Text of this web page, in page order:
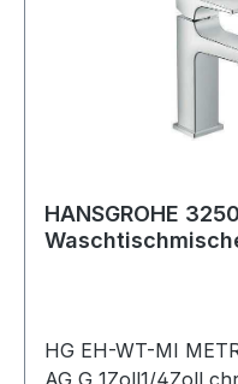
HANSGROHE
HG EH-WT-MI